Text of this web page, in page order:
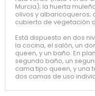
Murcia); la huerta
olivos y albaricoqueros;
cubierto de vegetación
Está dispuesto en dos
la cocina, el salón, un
queen, y un baño. En
segundo baño, un
cama tipo queen, y una
dos camas de uso